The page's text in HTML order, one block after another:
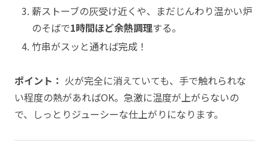
薪ストーブの灰受け近くや、まだじんわり温かい炉
のそばで1時間ほど余熱調理する。
竹串がスッと通れば完成！
ポイント： 火が完全に消えていても、手で触れられな
い程度の熱があればOK。急激に温度が上がらないの
で、しっとりジューシーな仕上がりになります。